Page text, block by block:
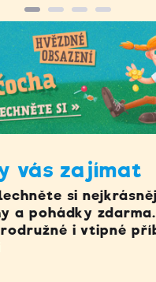
vás zajímat
si
a pohádky zdarma.
i vtipné